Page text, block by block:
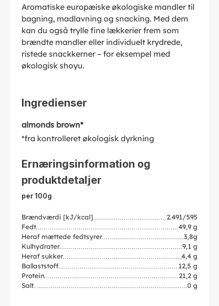
Aromatiske europæiske økologiske mandler til
bagning, madlavning og snacking. Med dem
kan du også trylle fine lækkerier frem som
brændte mandler eller individuelt krydrede,
ristede snackkerner – for eksempel med
økologisk shoyu.
Ingredienser
almonds brown*
*fra kontrolleret økologisk dyrkning
Ernæringsinformation og
produktdetaljer
per 100g
Brændværdi [kJ/kcal]
2.491/595
Fedt
49,9 g
Heraf mættede fedtsyrer
3,8g
Kulhydrater
9,1 g
Heraf sukker
4,4 g
Ballaststoff
12,5 g
Protein
21,2 g
Salt
0 g